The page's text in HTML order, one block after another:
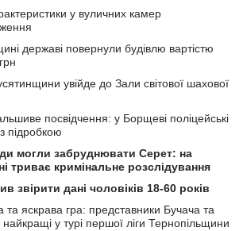
у вуличних камер
державі повернули будівлю вартістю
увійде до Зали світової шахової
посвідчення: у Борщеві поліцейські
підробкою
могли забруднювати Серет: на
триває кримінальне розслідування
звірити дані чоловіків 18-60 років
та яскрава гра: представники Бучача та
у турі першої ліги Тернопільщини